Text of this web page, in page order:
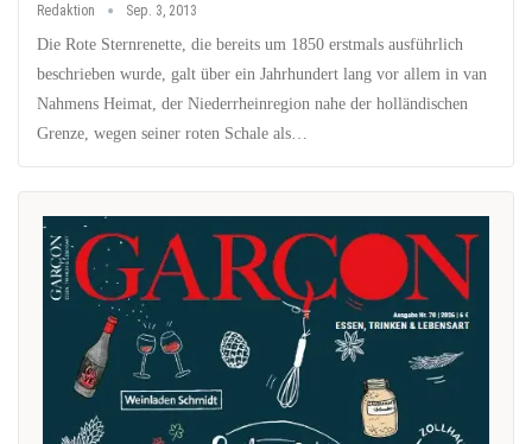
Redaktion Sep. 3, 2013
Die Rote Sternrenette, die bereits um 1850 erstmals ausführlich
beschrieben wurde, galt über ein Jahrhundert lang vor allem in van
Nahmens Heimat, der Niederrheinregion nahe der holländischen
Grenze, wegen seiner roten Schale als…